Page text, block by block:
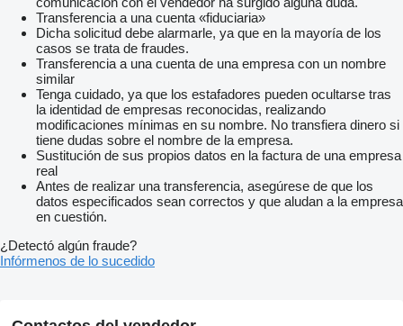
Transferencia a una cuenta «fiduciaria»
Dicha solicitud debe alarmarle, ya que en la mayoría de los
casos se trata de fraudes.
Transferencia a una cuenta de una empresa con un nombre
similar
Tenga cuidado, ya que los estafadores pueden ocultarse tras
la identidad de empresas reconocidas, realizando
modificaciones mínimas en su nombre. No transfiera dinero si
tiene dudas sobre el nombre de la empresa.
Sustitución de sus propios datos en la factura de una empresa
real
Antes de realizar una transferencia, asegúrese de que los
datos especificados sean correctos y que aludan a la empresa
en cuestión.
¿Detectó algún fraude?
Infórmenos de lo sucedido